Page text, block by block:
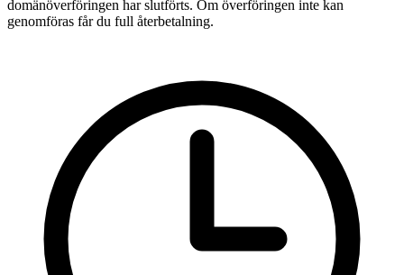
domänöverföringen har slutförts. Om överföringen inte kan
genomföras får du full återbetalning.